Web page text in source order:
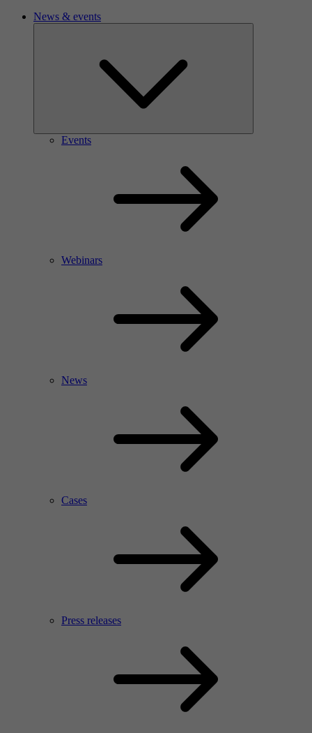
News & events
Events
Webinars
News
Cases
Press releases